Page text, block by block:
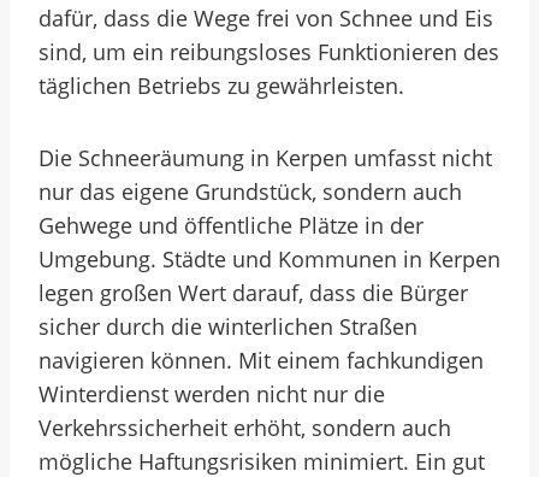
dafür, dass die Wege frei von Schnee und Eis
sind, um ein reibungsloses Funktionieren des
täglichen Betriebs zu gewährleisten.
Die Schneeräumung in Kerpen umfasst nicht
nur das eigene Grundstück, sondern auch
Gehwege und öffentliche Plätze in der
Umgebung. Städte und Kommunen in Kerpen
legen großen Wert darauf, dass die Bürger
sicher durch die winterlichen Straßen
navigieren können. Mit einem fachkundigen
Winterdienst werden nicht nur die
Verkehrssicherheit erhöht, sondern auch
mögliche Haftungsrisiken minimiert. Ein gut